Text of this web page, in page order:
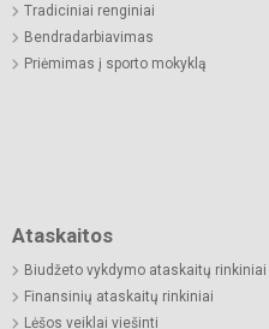
Tradiciniai renginiai
Bendradarbiavimas
Priėmimas į sporto mokyklą
Ataskaitos
Biudžeto vykdymo ataskaitų rinkiniai
Finansinių ataskaitų rinkiniai
Lėšos veiklai viešinti